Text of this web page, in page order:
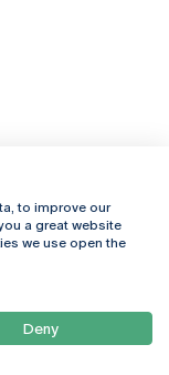
to improve our
a great website
we use open the
Deny